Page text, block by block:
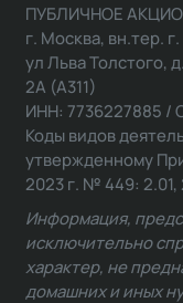
ПУБЛИЧНОЕ
г. Москва, вн.тер.
ул Льва Толстого,
2А (А311)
ИНН: 7736227885 /
Коды видов
утвержденному
2023 г. № 449: 2.01,
Информация,
исключительно
характер, не
домашних и иных